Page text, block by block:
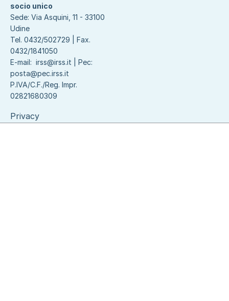
socio unico
Sede: Via Asquini, 11 - 33100
Udine
Tel. 0432/502729 | Fax.
0432/1841050
E-mail: irss@irss.it | Pec:
posta@pec.irss.it
P.IVA/C.F./Reg. Impr.
02821680309
Privacy